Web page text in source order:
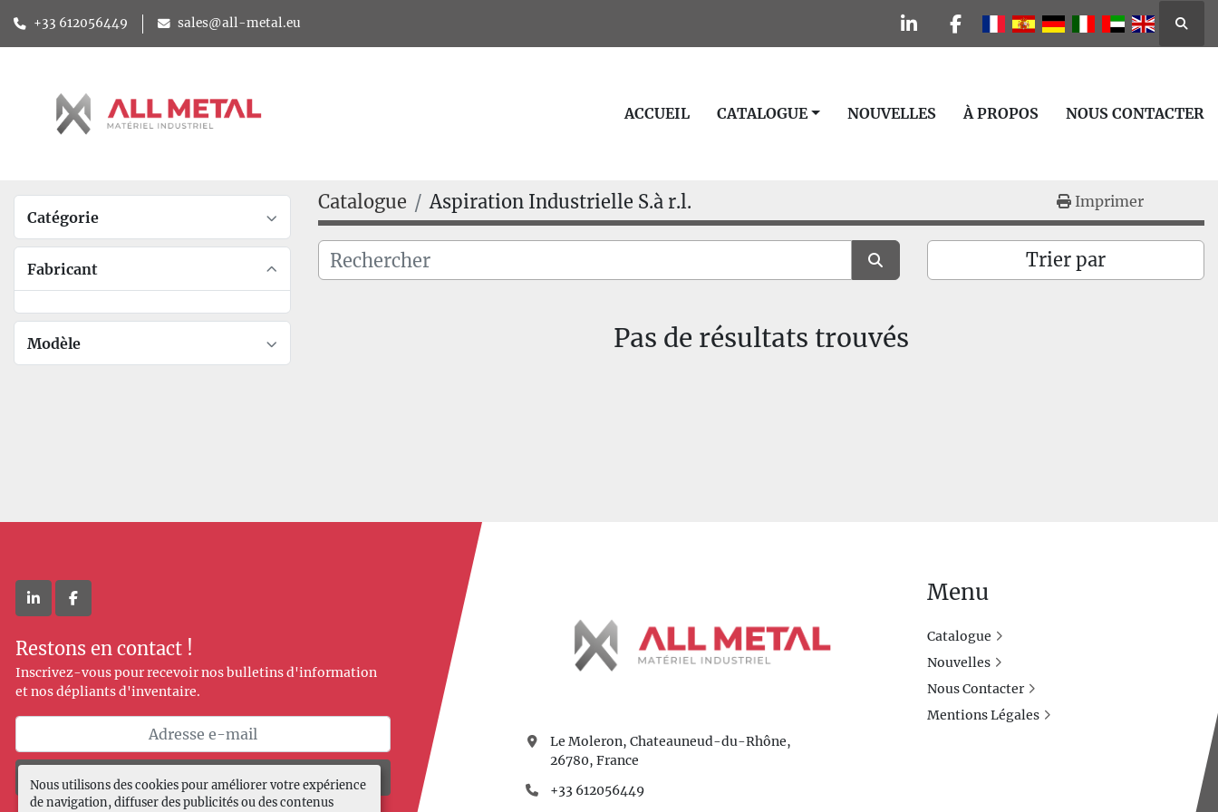
Nous utilisons des cookies pour améliorer votre expérience
de navigation, diffuser des publicités ou des contenus
+33 612056449 sales@all-metal.eu
linkedinfacebook
ACCUEIL CATALOGUE NOUVELLES À PROPOS NOUS CONTACTER
Catégorie
Fabricant
Modèle
Catalogue Aspiration Industrielle S.à r.l. Imprimer
Trier par
Pas de résultats trouvés
linkedinfacebook
Restons en contact !
Inscrivez-vous pour recevoir nos bulletins d'information
et nos dépliants d'inventaire.
Souscrire
Le Moleron, Chateauneud-du-Rhône,
26780, France
+33 612056449
Menu
Catalogue
Nouvelles
Nous Contacter
Mentions Légales